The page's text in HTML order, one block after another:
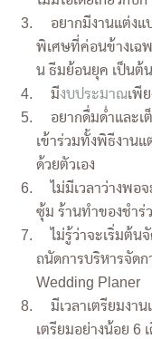
อยากมีงานแต่งแ
พิเศษที่ค่อนข้างเฉพ
น ธีมย้อนยุค เป็นต้น
มีงบประมาณเพี
อยากดื่มด่ำและเ
เข้าร่วมทั้งพิธีงาน
ด้วยตัวเอง
ไม่มีเวลาว่างพอ
ซุ้ม ร้านทำของชำร่
ไม่รู้ว่าจะเริ่มต้น
ถนัดการบริหารจัด
Wedding Planer
มีเวลาเตรียมงา
เตรียมอย่างน้อย 6